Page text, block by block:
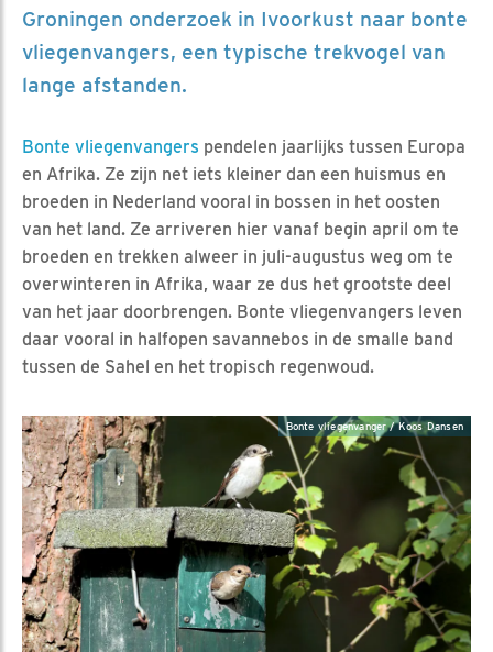
Groningen onderzoek in Ivoorkust naar bonte
vliegenvangers, een typische trekvogel van
lange afstanden.
Bonte vliegenvangers pendelen jaarlijks tussen Europa
en Afrika. Ze zijn net iets kleiner dan een huismus en
broeden in Nederland vooral in bossen in het oosten
van het land. Ze arriveren hier vanaf begin april om te
broeden en trekken alweer in juli-augustus weg om te
overwinteren in Afrika, waar ze dus het grootste deel
van het jaar doorbrengen. Bonte vliegenvangers leven
daar vooral in halfopen savannebos in de smalle band
tussen de Sahel en het tropisch regenwoud.
Bonte vliegenvanger / Koos Dansen